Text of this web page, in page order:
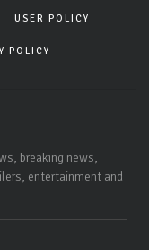
USER POLICY
POLICY
breaking news,
entertainment and